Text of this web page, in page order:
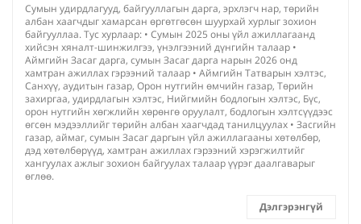
Сумын удирдлагууд, байгууллагын дарга, эрхлэгч нар, төрийн
албан хаагчдыг хамарсан өргөтгөсөн шуурхай хурлыг зохион
байгууллаа. Тус хурлаар: • Сумын 2025 оны үйл ажиллагаанд
хийсэн хяналт-шинжилгээ, үнэлгээний дүнгийн талаар •
Аймгийн Засаг дарга, сумын Засаг дарга нарын 2026 онд
хамтран ажиллах гэрээний талаар • Аймгийн Татварын хэлтэс,
Санхүү, аудитын газар, Орон нутгийн өмчийн газар, Төрийн
захиргаа, удирдлагын хэлтэс, Нийгмийн бодлогын хэлтэс, Бүс,
орон нутгийн хөгжлийн хөрөнгө оруулалт, бодлогын хэлтсүүдээс
өгсөн мэдээллийг төрийн албан хаагчдад танилцуулах • Засгийн
газар, аймаг, сумын Засаг даргын үйл ажиллагааны хөтөлбөр,
дэд хөтөлбөрүүд, хамтран ажиллах гэрээний хэрэгжилтийг
хангуулах ажлыг зохион байгуулах талаар үүрэг даалгаварыг
өглөө.
Дэлгэрэнгүй